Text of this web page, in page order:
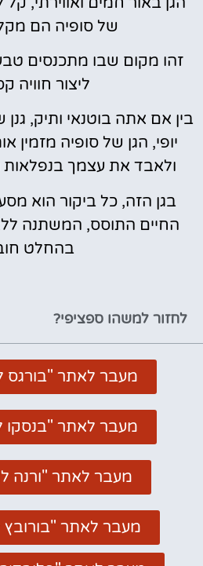
של סופיה הם
זהו מקום שבו מתכנסים
ליצור חוויה
בין אם אתה בוטנאי ותיק,
יופי, הגן של סופיה מזמין
ולאבד את עצמך
בגן הזה, כל ביקור הוא
החיים התוסס, המשתנה
בהחלט
לחזור למשהו ספציפי?
מעבר לאתר "בורגס
מעבר לאתר "בנסקו
מעבר לאתר "ורנה
מעבר לאתר "בורובץ